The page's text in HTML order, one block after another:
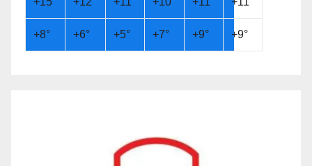
+8° +6° +5° +7° +9° +9°